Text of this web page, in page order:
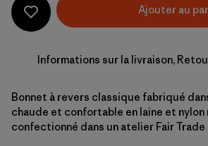
Ajouter au
Informations sur la livraison,
Bonnet à revers classique fabriqué
chaude et confortable en laine et
confectionné dans un atelier Fair